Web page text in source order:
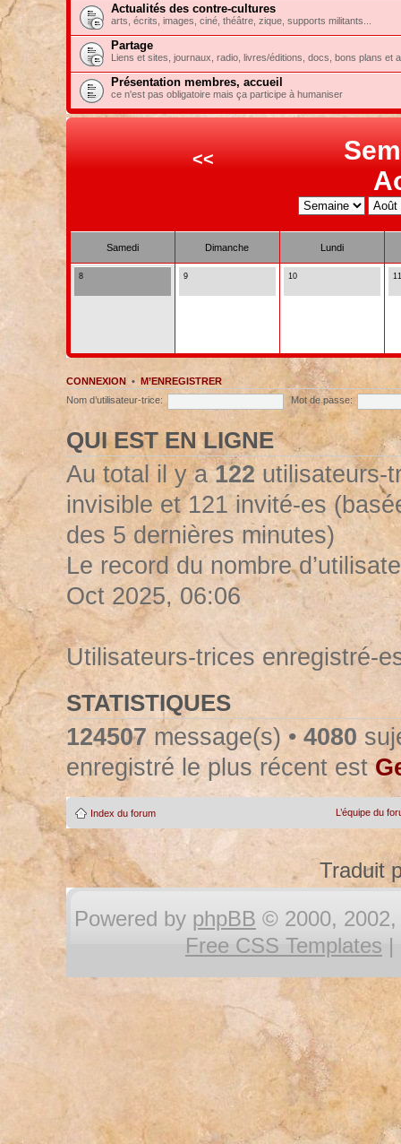
Actualités des contre-cultures
arts, écrits, images, ciné, théâtre, zique, supports militants...
Partage
Liens et sites, journaux, radio, livres/éditions, docs, bons plans et
Présentation membres, accueil
ce n'est pas obligatoire mais ça participe à humaniser
<<
Samedi Dimanche Lundi
8 9 10 11
CONNEXION• M’ENREGISTRER
Nom d’utilisateur-trice:
Mot de passe:
QUI EST EN LIGNE
Au total il y a122 utilisateurs-
invisible et 121 invité-es
des 5 dernières minutes)
Le record du nombre
Oct 2025, 06:06
Utilisateurs-trices enregistré-
STATISTIQUES
124507 message(s) • 4080
enregistré le plus récent est
Index du forum L’équipe du
Traduit
Powered by phpBB © 2000, 2002,
Free CSS Templates |